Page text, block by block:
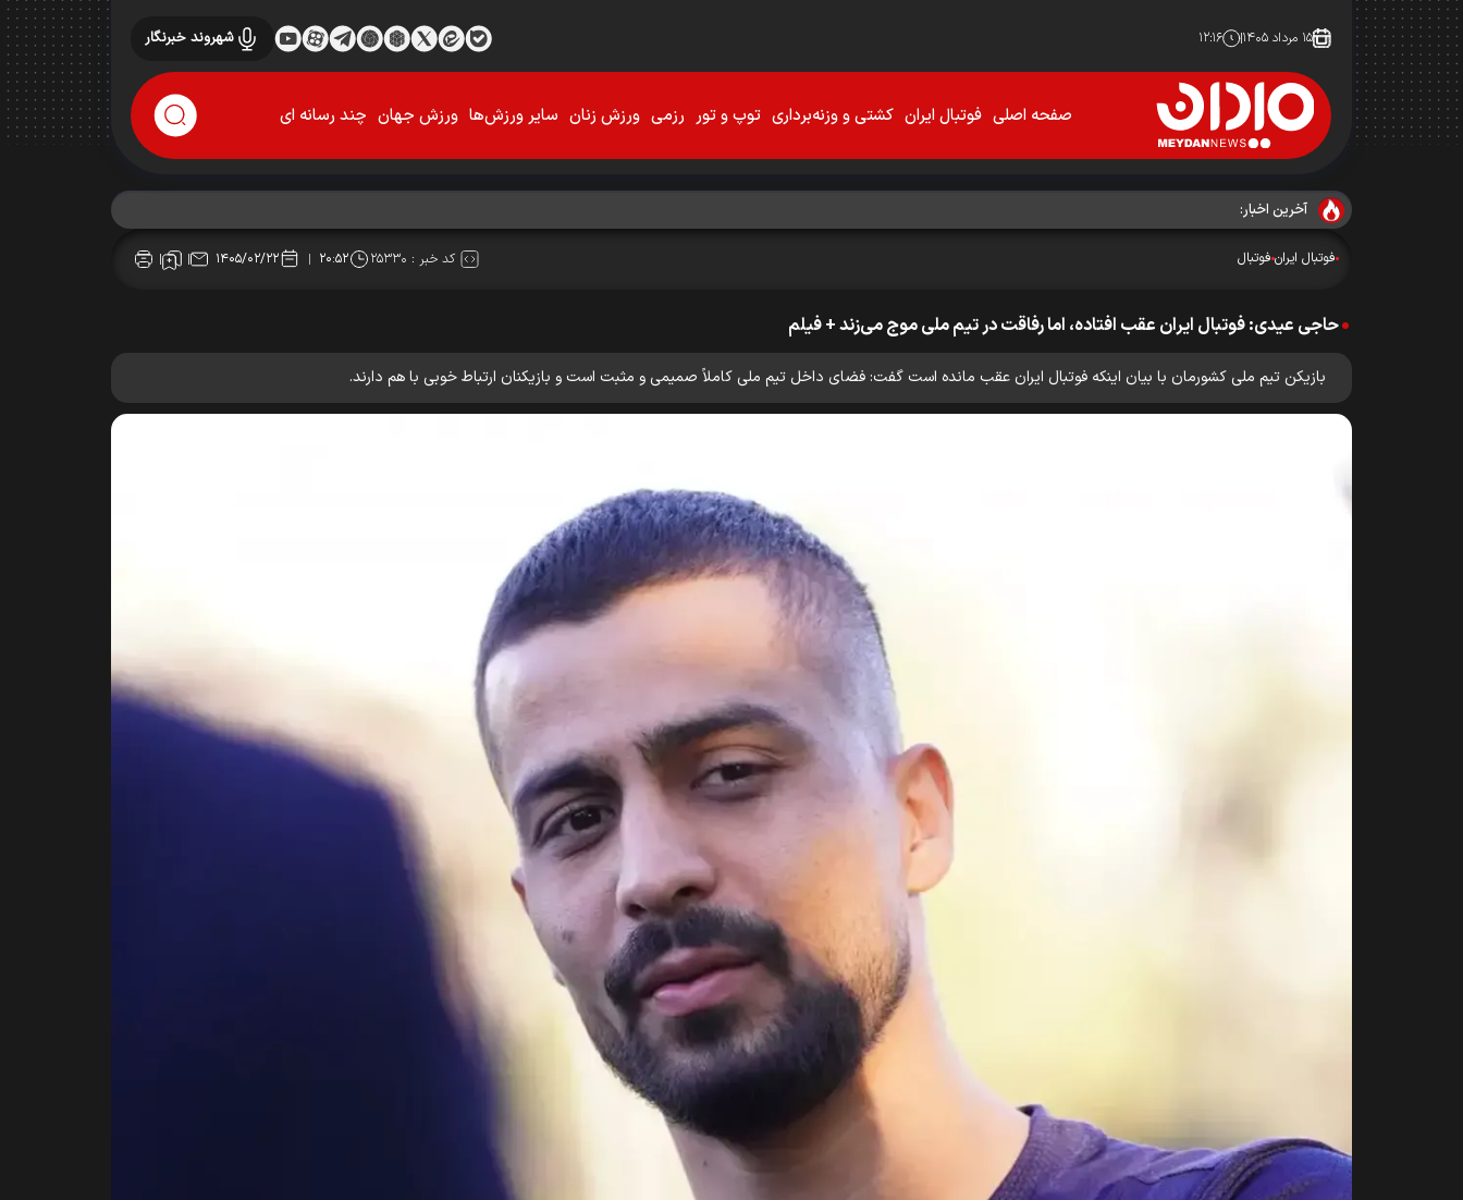
۱۵ مرداد ۱۴۰۵ ۱۲:۱۶ شهروند خبرنگار
صفحه اصلی فوتبال ایران کشتی و وزنه‌برداری توپ و تور رزمی ورزش زنان سایر ورزش‌ها ورزش جهان چند رسانه ای
آخرین اخبار:
فوتبال ایران فوتبال کد خبر : ۲۵۳۳۰ ۲۰:۵۲ ۱۴۰۵/۰۲/۲۲
حاجی عیدی: فوتبال ایران عقب افتاده، اما رفاقت در تیم ملی موج می‌زند + فیلم
بازیکن تیم ملی کشورمان با بیان اینکه فوتبال ایران عقب مانده است گفت: فضای داخل تیم ملی کاملاً صمیمی و مثبت است و بازیکنان ارتباط خوبی با هم دارند.